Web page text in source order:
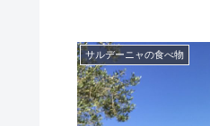
サルデーニャの食べ物